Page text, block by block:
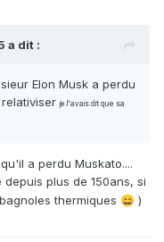
a dit :
Elon Musk a perdu
relativiser je l'avais dit que sa
a perdu Muskato....
plus de 150ans, si
thermiques 😄 )